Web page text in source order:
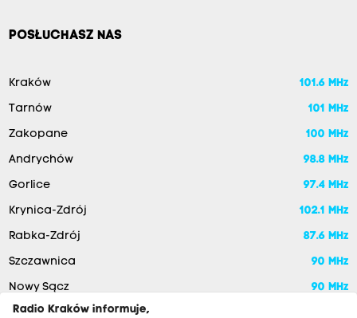
POSŁUCHASZ NAS
Kraków 101.6 MHz
Tarnów 101 MHz
Zakopane 100 MHz
Andrychów 98.8 MHz
Gorlice 97.4 MHz
Krynica-Zdrój 102.1 MHz
Rabka-Zdrój 87.6 MHz
Szczawnica 90 MHz
Nowy Sącz
90 MHz
Radio Kraków informuje,